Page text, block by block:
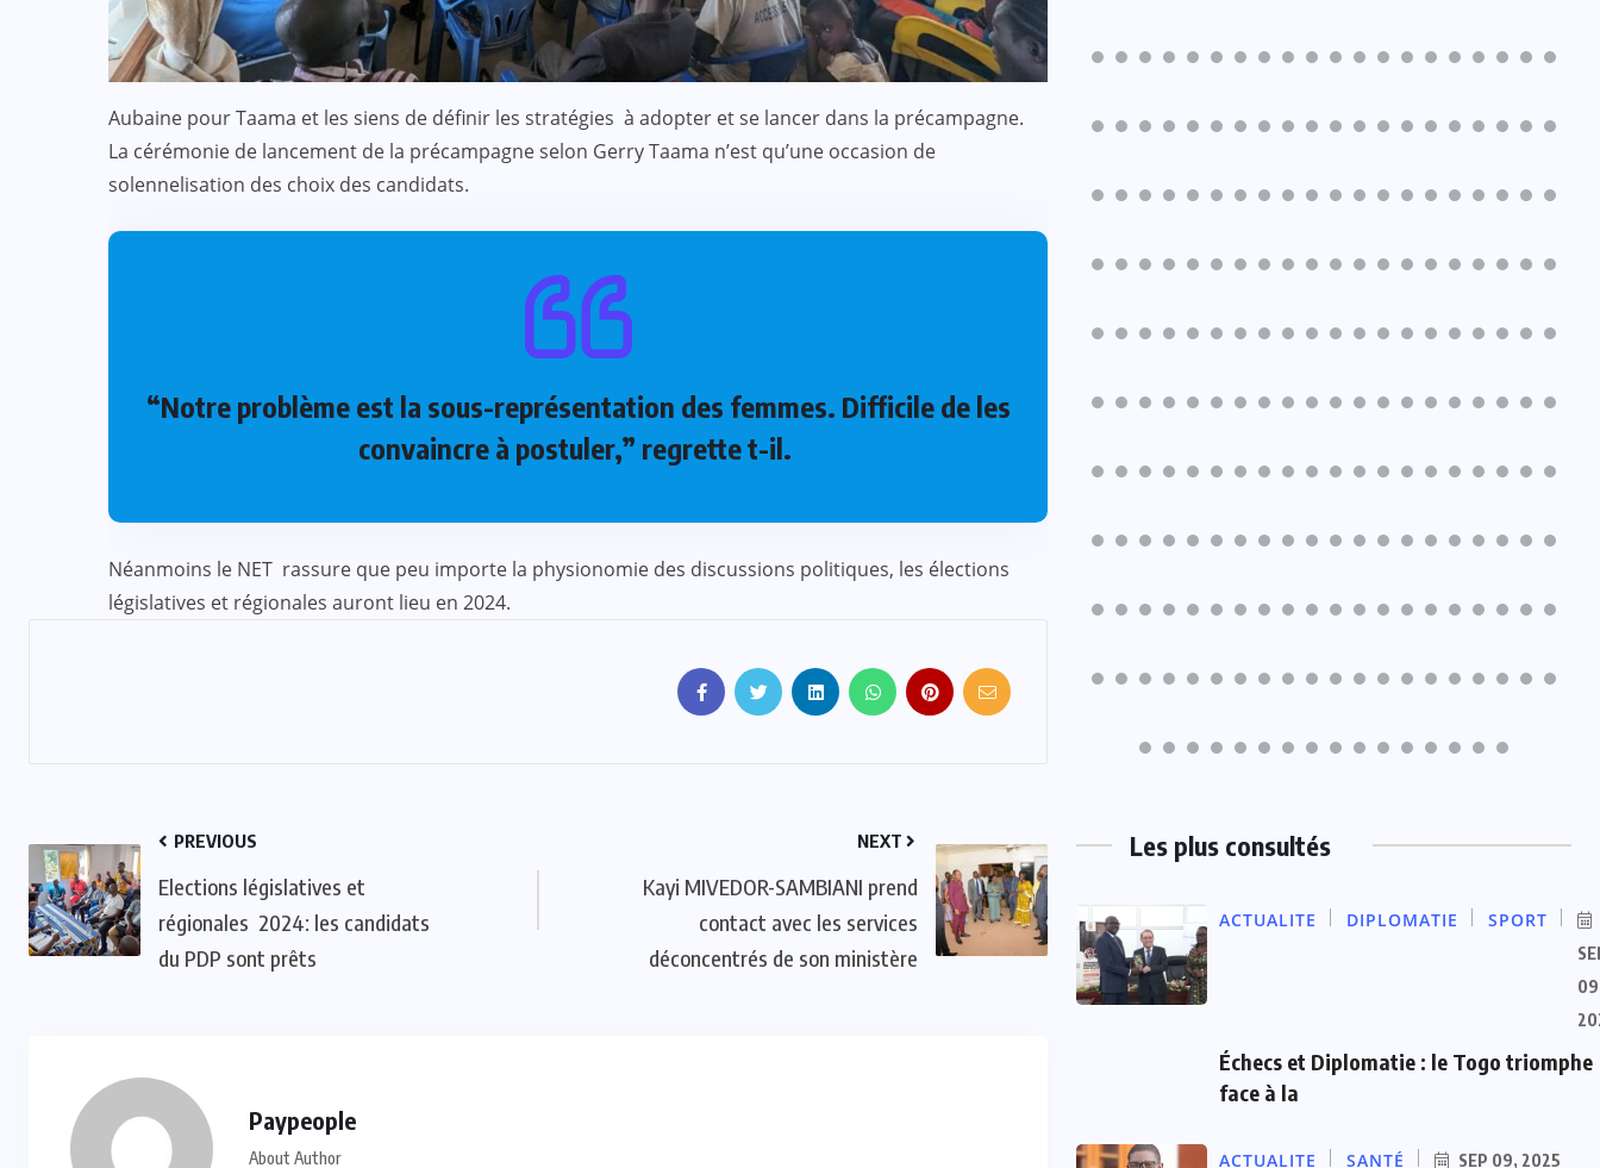
Aubaine pour Taama et les siens de définir les stratégies à adopter et se lancer dans la précampagne.
La cérémonie de lancement de la précampagne selon Gerry Taama n’est qu’une occasion de
solennelisation des choix des candidats.
“Notre problème est la sous-représentation des femmes. Difficile de les
convaincre à postuler,” regrette t-il.
Néanmoins le NET rassure que peu importe la physionomie des discussions politiques, les élections
législatives et régionales auront lieu en 2024.
PREVIOUS
Elections législatives et
régionales 2024: les candidats
du PDP sont prêts
NEXT
Kayi MIVEDOR-SAMBIANI prend
contact avec les services
déconcentrés de son ministère
Paypeople
About Author
Les plus consultés
ACTUALITE DIPLOMATIE SPORT
Échecs et Diplomatie : le Togo triomphe
face à la
ACTUALITE SANTÉ SEP 09, 2025